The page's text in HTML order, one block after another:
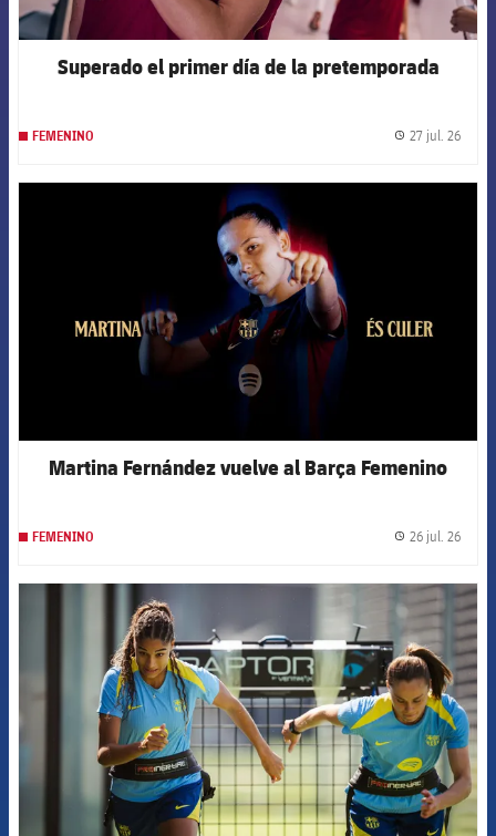
Superado el primer día de la pretemporada
FEMENINO 27 jul. 26
FCB Barcelona badge
Martina Fernández vuelve al Barça Femenino
FEMENINO 26 jul. 26